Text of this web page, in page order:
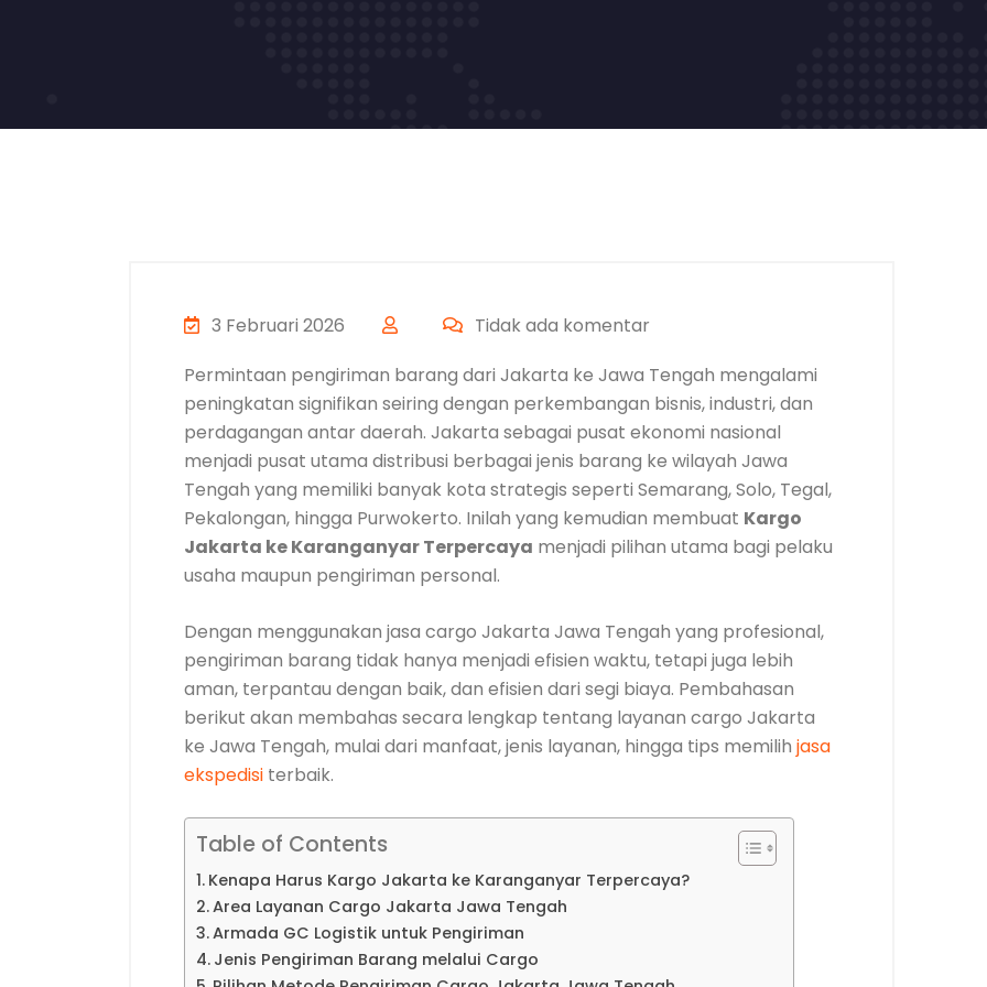
3 Februari 2026
Tidak ada komentar
Permintaan pengiriman barang dari Jakarta ke Jawa Tengah mengalami
peningkatan signifikan seiring dengan perkembangan bisnis, industri, dan
perdagangan antar daerah. Jakarta sebagai pusat ekonomi nasional
menjadi pusat utama distribusi berbagai jenis barang ke wilayah Jawa
Tengah yang memiliki banyak kota strategis seperti Semarang, Solo, Tegal,
Pekalongan, hingga Purwokerto. Inilah yang kemudian membuat Kargo
Jakarta ke Karanganyar Terpercaya menjadi pilihan utama bagi pelaku
usaha maupun pengiriman personal.
Dengan menggunakan jasa cargo Jakarta Jawa Tengah yang profesional,
pengiriman barang tidak hanya menjadi efisien waktu, tetapi juga lebih
aman, terpantau dengan baik, dan efisien dari segi biaya. Pembahasan
berikut akan membahas secara lengkap tentang layanan cargo Jakarta
ke Jawa Tengah, mulai dari manfaat, jenis layanan, hingga tips memilih jasa
ekspedisi terbaik.
Table of Contents
Kenapa Harus Kargo Jakarta ke Karanganyar Terpercaya?
Area Layanan Cargo Jakarta Jawa Tengah
Armada GC Logistik untuk Pengiriman
Jenis Pengiriman Barang melalui Cargo